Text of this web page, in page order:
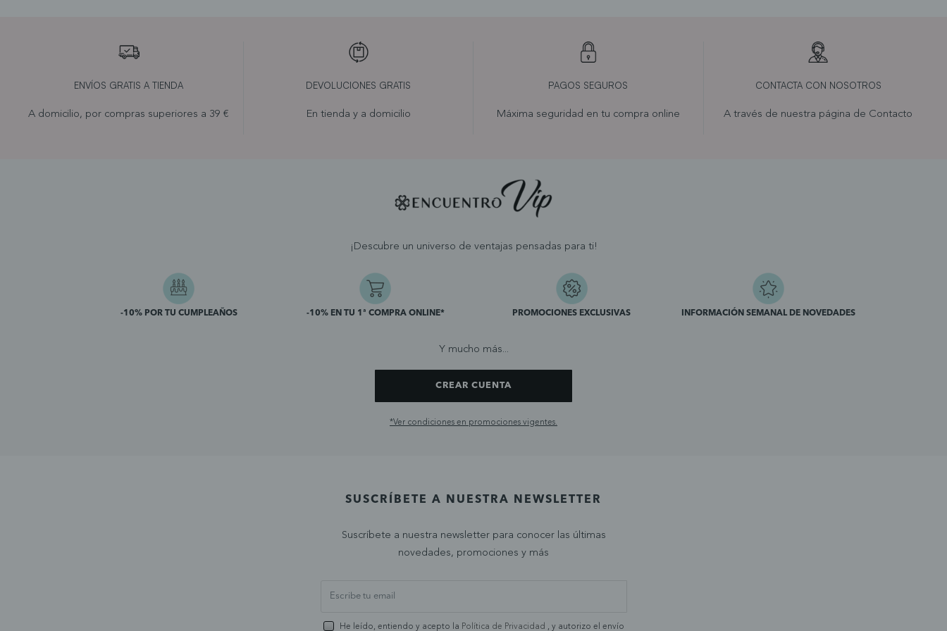
ENVÍOS GRATIS A TIENDA
A domicilio, por compras superiores a 39 €
DEVOLUCIONES GRATIS
En tienda y a domicilio
PAGOS SEGUROS
Máxima seguridad en tu compra online
CONTACTA CON NOSOTROS
A través de nuestra página de Contacto
¡Descubre un universo de ventajas pensadas para ti!
-10% POR TU CUMPLEAÑOS -10% EN TU 1ª COMPRA ONLINE* PROMOCIONES EXCLUSIVAS INFORMACIÓN SEMANAL DE NOVEDADES
Y mucho más...
CREAR CUENTA
*Ver condiciones en promociones vigentes.
SUSCRÍBETE A NUESTRA NEWSLETTER
Suscríbete a nuestra newsletter para conocer las últimas
novedades, promociones y más
He leído, entiendo y acepto la Política de Privacidad , y autorizo el envío